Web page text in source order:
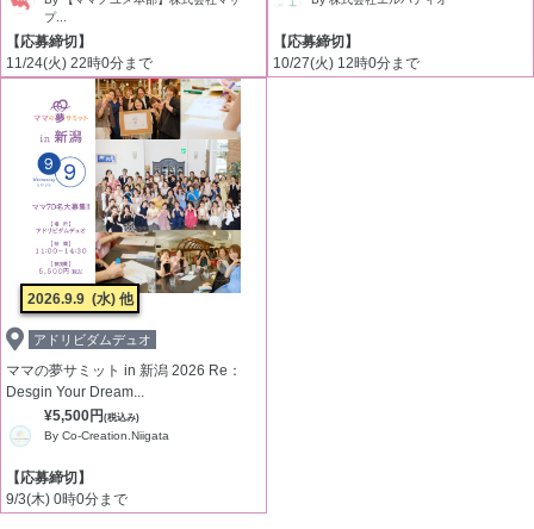
プ...
【応募締切】
11/24(火) 22時0分まで
【応募締切】
10/27(火) 12時0分まで
2026.9.9 (水) 他
アドリビダムデュオ
ママの夢サミット in 新潟 2026 Re：
Desgin Your Dream...
¥5,500円 (税込み)
By Co-Creation.Niigata
【応募締切】
9/3(木) 0時0分まで